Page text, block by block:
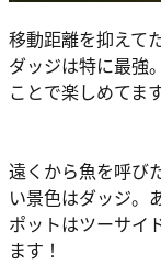
移動距離を抑えて
ダッジは特に最強
ことで楽しめてます
遠くから魚を呼び
い景色はダッジ。
ポットはツーサイ
ます！